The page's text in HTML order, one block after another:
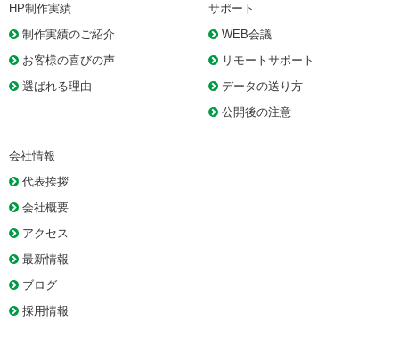
HP制作実績
制作実績のご紹介
お客様の喜びの声
選ばれる理由
サポート
WEB会議
リモートサポート
データの送り方
公開後の注意
会社情報
代表挨拶
会社概要
アクセス
最新情報
ブログ
採用情報